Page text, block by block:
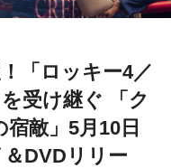
「ロッキー4／
受け継ぐ 「ク
宿敵」5月10日
DVDリリー